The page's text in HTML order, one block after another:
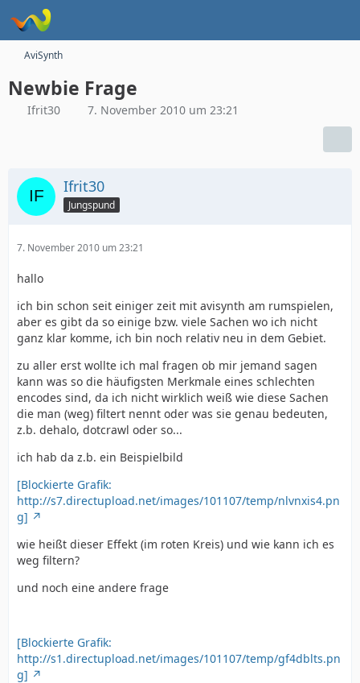
AviSynth
Newbie Frage
Ifrit30 7. November 2010 um 23:21
Ifrit30
Jungspund
7. November 2010 um 23:21
hallo
ich bin schon seit einiger zeit mit avisynth am rumspielen,
aber es gibt da so einige bzw. viele Sachen wo ich nicht
ganz klar komme, ich bin noch relativ neu in dem Gebiet.
zu aller erst wollte ich mal fragen ob mir jemand sagen
kann was so die häufigsten Merkmale eines schlechten
encodes sind, da ich nicht wirklich weiß wie diese Sachen
die man (weg) filtert nennt oder was sie genau bedeuten,
z.b. dehalo, dotcrawl oder so...
ich hab da z.b. ein Beispielbild
[Blockierte Grafik:
http://s7.directupload.net/images/101107/temp/nlvnxis4.pn
g]
wie heißt dieser Effekt (im roten Kreis) und wie kann ich es
weg filtern?
und noch eine andere frage
[Blockierte Grafik:
http://s1.directupload.net/images/101107/temp/gf4dblts.pn
g]